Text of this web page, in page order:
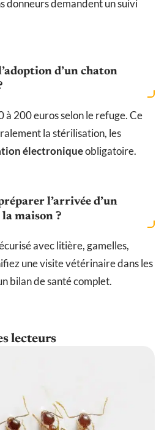
donneurs demandent un suivi
d’un chaton
à 200 euros selon le refuge. Ce
la stérilisation, les
électroniqueobligatoire.
l’arrivée d’un
maison ?
avec litière, gamelles,
une visite vétérinaire dans les
bilan de santé complet.
lecteurs